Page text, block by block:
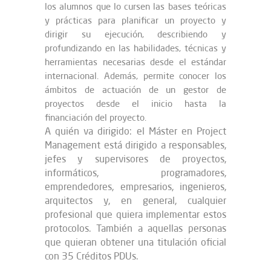
los alumnos que lo cursen las bases teóricas
y prácticas para planificar un proyecto y
dirigir su ejecución, describiendo y
profundizando en las habilidades, técnicas y
herramientas necesarias desde el estándar
internacional. Además, permite conocer los
ámbitos de actuación de un gestor de
proyectos desde el inicio hasta la
financiación del proyecto.
A quién va dirigido: el Máster en Project
Management está dirigido a responsables,
jefes y supervisores de proyectos,
informáticos, programadores,
emprendedores, empresarios, ingenieros,
arquitectos y, en general, cualquier
profesional que quiera implementar estos
protocolos. También a aquellas personas
que quieran obtener una titulación oficial
con 35 Créditos PDUs.